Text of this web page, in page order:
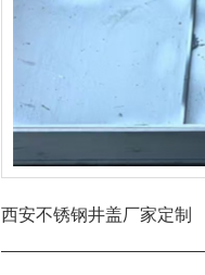
西安不锈钢井盖厂家定制